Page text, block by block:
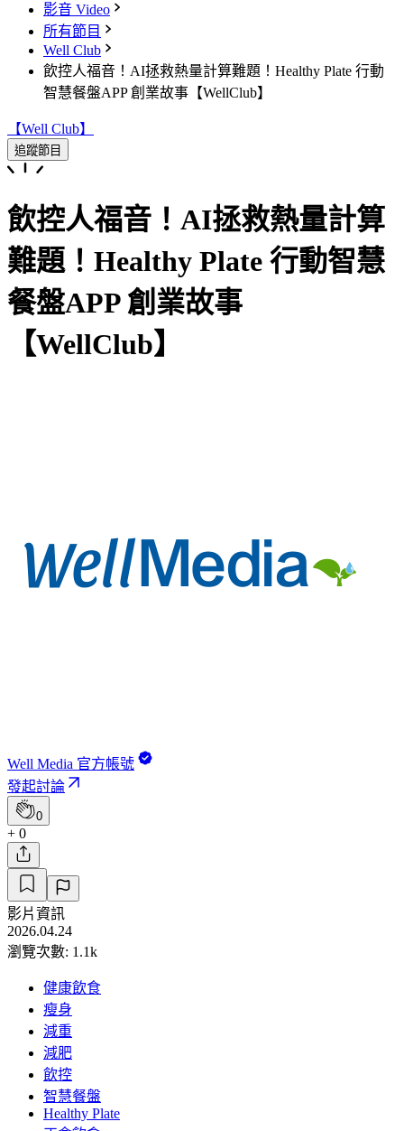
影音 Video
所有節目
Well Club
飲控人福音！AI拯救熱量計算難題！Healthy Plate 行動
智慧餐盤APP 創業故事【WellClub】
【Well Club】
追蹤節目
飲控人福音！AI拯救熱量計算
難題！Healthy Plate 行動智慧
餐盤APP 創業故事
【WellClub】
Well Media 官方帳號
發起討論
0
+ 0
影片資訊
2026.04.24
瀏覽次數: 1.1k
健康飲食
瘦身
減重
減肥
飲控
智慧餐盤
Healthy Plate